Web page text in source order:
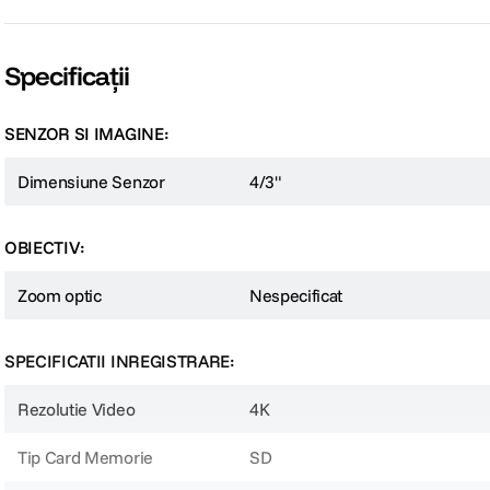
calitate, oferind flexibilitate in alegerea obiectivelor compatibile.
Specificații
SENZOR SI IMAGINE:
Dimensiune Senzor 4/3"
OBIECTIV:
Zoom optic Nespecificat
SPECIFICATII INREGISTRARE:
Rezolutie Video 4K
Tip Card Memorie SD